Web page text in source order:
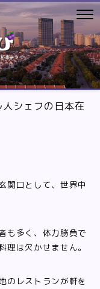
シェフの日本在
関口として、世界中
も多く、体力勝負で
は欠かせません。
のレストランが軒を